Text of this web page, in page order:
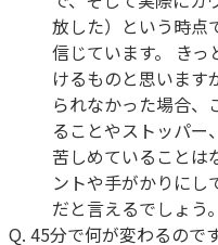
放した）という時点
信じています。 き
けるものと思います
られなかった場合、
ることやストッパー
苦しめていることは
ントや手がかりにし
だと言えるでしょう。
Q. 45分で何が変わるので